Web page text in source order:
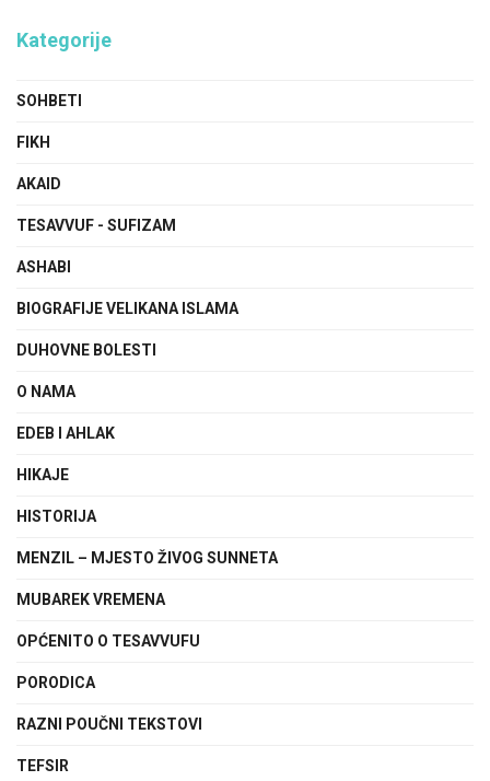
Kategorije
SOHBETI
FIKH
AKAID
TESAVVUF - SUFIZAM
ASHABI
BIOGRAFIJE VELIKANA ISLAMA
DUHOVNE BOLESTI
O NAMA
EDEB I AHLAK
HIKAJE
HISTORIJA
MENZIL – MJESTO ŽIVOG SUNNETA
MUBAREK VREMENA
OPĆENITO O TESAVVUFU
PORODICA
RAZNI POUČNI TEKSTOVI
TEFSIR